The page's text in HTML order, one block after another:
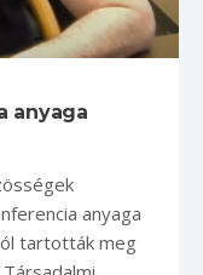
anyaga
anyaga
tartották meg